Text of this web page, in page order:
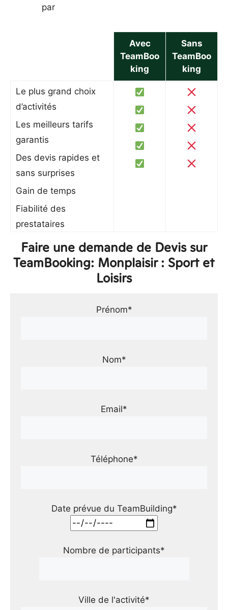
par
Avec
TeamBoo
king
Sans
TeamBoo
king
Le plus grand choix
d’activités
Les meilleurs tarifs
garantis
Des devis rapides et
sans surprises
Gain de temps
Fiabilité des
prestataires
Faire une demande de Devis sur
TeamBooking: Monplaisir : Sport et
Loisirs
Prénom*
Nom*
Email*
Téléphone*
Date prévue du TeamBuilding*
Nombre de participants*
Ville de l'activité*